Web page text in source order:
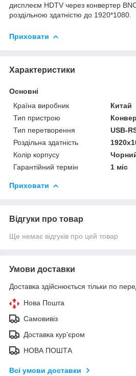
дисплеєм HDTV через конвертер
роздільною здатністю до 1920*1080.
Приховати
Характеристики
Основні
Країна виробник
Китай
Тип пристрою
Тип перетворення
USB-
Роздільна здатність
Колір корпусу
Гарантійний термін
1 міс
Приховати
Відгуки про товар
Ще немає відгуків про цей товар
Умови доставки
Доставка здійснюється тільки по
Нова Пошта
Самовивіз
Доставка кур'єром
НОВА ПОШТА
Всі умови доставки